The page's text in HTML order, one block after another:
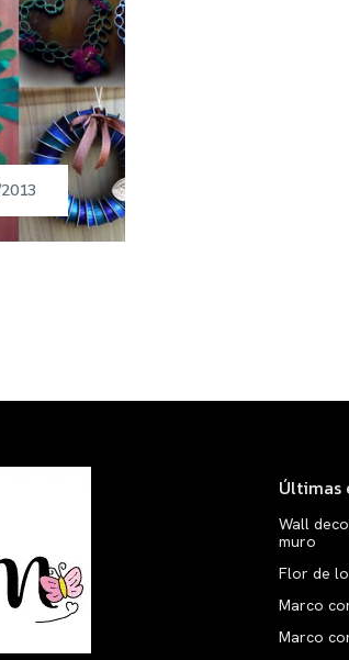
Últimas
Wall
muro
Flor de
Marco
Marco